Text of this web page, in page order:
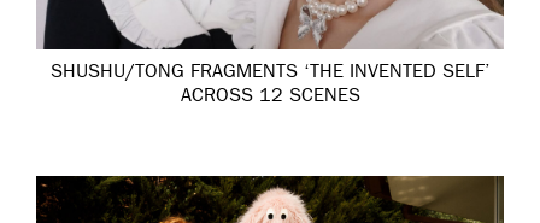
SHUSHU/TONG FRAGMENTS ‘THE INVENTED SELF’
ACROSS 12 SCENES